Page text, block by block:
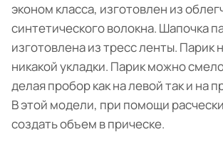
эконом класса, изготовлен из
синтетического волокна. Шапочка
изготовлена из тресс ленты. Парик
никакой укладки. Парик можно
делая пробор как на левой так и на
В этой модели, при помощи
создать объем в прическе.